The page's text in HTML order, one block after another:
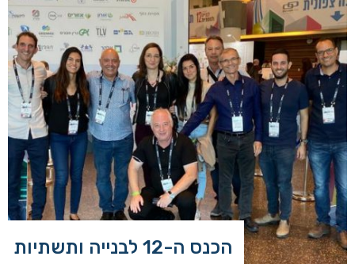
הכנס ה-12 לבנייה ותשתיות